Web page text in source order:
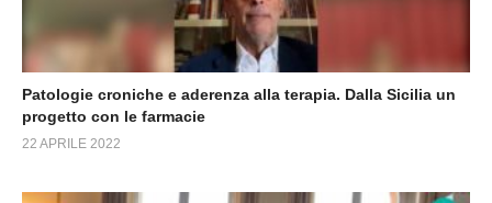
Patologie croniche e aderenza alla terapia. Dalla Sicilia un
progetto con le farmacie
22 APRILE 2022